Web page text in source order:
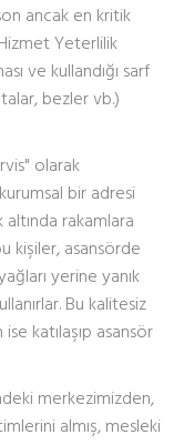
ancak en kritik
Yeterlilik
ve kullandığı sarf
bezler vb.)
olarak
bir adresi
rakamlara
kişiler, asansörde
yerine yanık
Bu kalitesiz
katılaşıp asansör
merkezimizden,
almış, mesleki